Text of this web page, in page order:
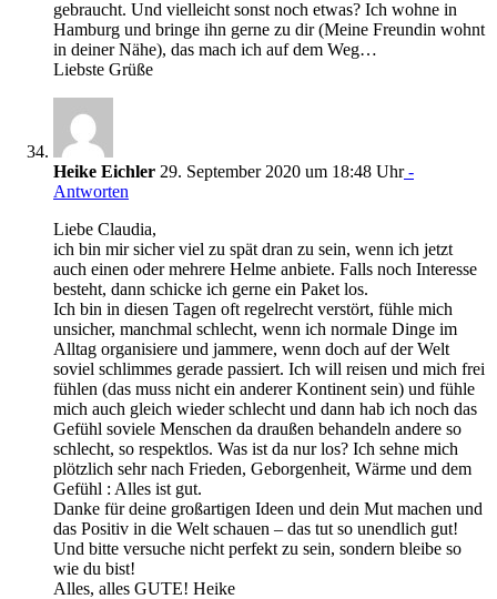
gebraucht. Und vielleicht sonst noch etwas? Ich wohne in
Hamburg und bringe ihn gerne zu dir (Meine Freundin wohnt
in deiner Nähe), das mach ich auf dem Weg…
Liebste Grüße
Heike Eichler 29. September 2020 um 18:48 Uhr-
Antworten
Liebe Claudia,
ich bin mir sicher viel zu spät dran zu sein, wenn ich jetzt
auch einen oder mehrere Helme anbiete. Falls noch Interesse
besteht, dann schicke ich gerne ein Paket los.
Ich bin in diesen Tagen oft regelrecht verstört, fühle mich
unsicher, manchmal schlecht, wenn ich normale Dinge im
Alltag organisiere und jammere, wenn doch auf der Welt
soviel schlimmes gerade passiert. Ich will reisen und mich frei
fühlen (das muss nicht ein anderer Kontinent sein) und fühle
mich auch gleich wieder schlecht und dann hab ich noch das
Gefühl soviele Menschen da draußen behandeln andere so
schlecht, so respektlos. Was ist da nur los? Ich sehne mich
plötzlich sehr nach Frieden, Geborgenheit, Wärme und dem
Gefühl : Alles ist gut.
Danke für deine großartigen Ideen und dein Mut machen und
das Positiv in die Welt schauen – das tut so unendlich gut!
Und bitte versuche nicht perfekt zu sein, sondern bleibe so
wie du bist!
Alles, alles GUTE! Heike